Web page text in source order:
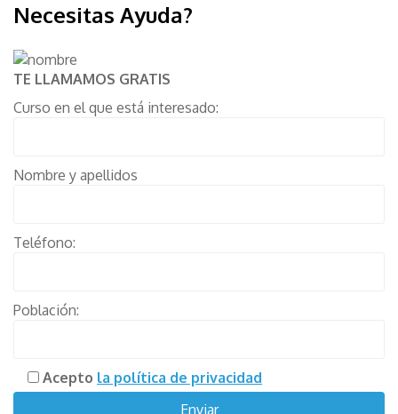
Necesitas Ayuda?
TE LLAMAMOS GRATIS
Curso en el que está interesado:
Nombre y apellidos
Teléfono:
Población:
Acepto la política de privacidad